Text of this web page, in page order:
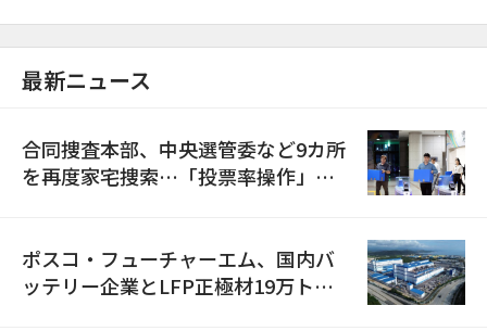
最新ニュース
合同捜査本部、中央選管委など9カ所
を再度家宅捜索…「投票率操作」の
ポスコ・フューチャーエム、国内バ
ッテリー企業とLFP正極材19万トン